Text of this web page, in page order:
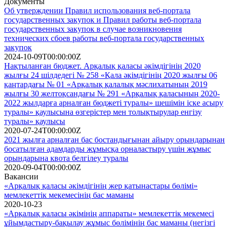
Об утверждении Правил использования веб-портала
государственных закупок и Правил работы веб-портала
государственных закупок в случае возникновения
технических сбоев работы веб-портала государственных
закупок
2024-10-09T00:00:00Z
Нақтыланған бюджет. Арқалық қаласы әкімдігінің 2020
жылғы 24 шілдедегі № 258 «Қала әкімдігінің 2020 жылғы 06
қаңтардағы № 01 «Арқалық қалалық мәслихатының 2019
жылғы 30 желтоқсандағы № 291 «Арқалық қаласының 2020-
2022 жылдарға арналған бюджеті туралы» шешімін іске асыру
туралы» қаулысына өзгерістер мен толықтырулар енгізу
туралы» қаулысы
2020-07-24T00:00:00Z
2021 жылға арналған бас бостандығынан айыру орындарынан
босатылған адамдарды жұмысқа орналастыру үшін жұмыс
орындарына квота белгілеу туралы
2020-09-04T00:00:00Z
Вакансии
«Арқалық қаласы әкімдігінің жер қатынастары бөлімі»
мемлекеттік мекемесінің бас маманы
2020-10-23
«Арқалық қаласы әкімінің аппараты» мемлекеттік мекемесі
ұйымдастыру-бақылау жұмыс бөлімінің бас маманы (негізгі